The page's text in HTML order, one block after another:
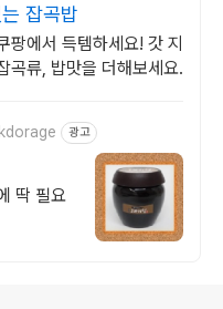
잡곡밥
팡에서 득템하세요! 갓 지
곡류, 밥맛을 더해보세요.
광고